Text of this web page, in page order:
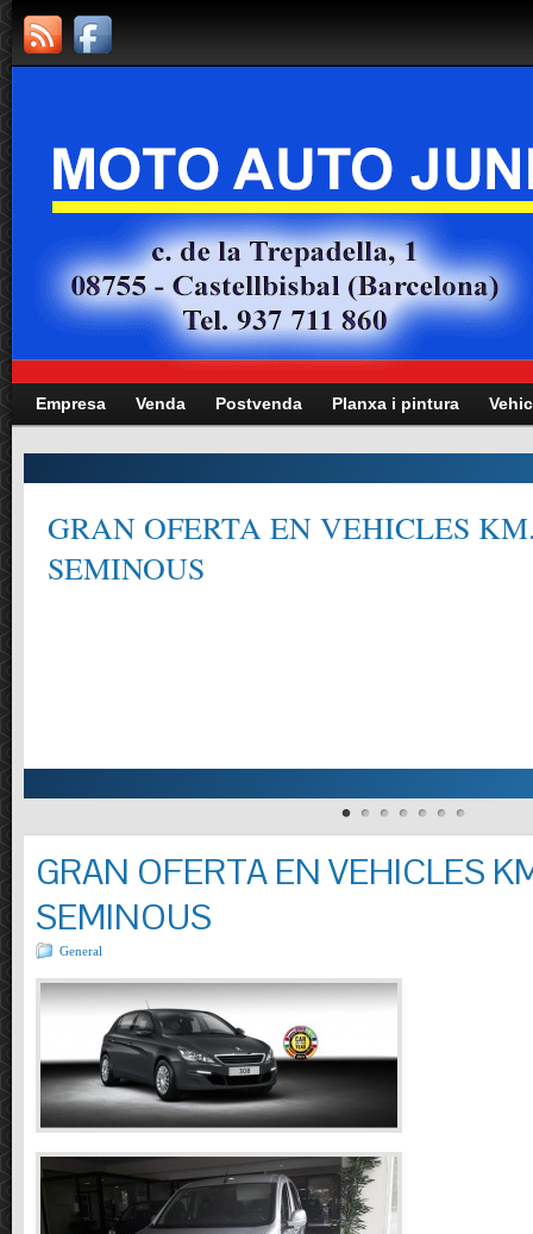
Empresa Venda Postvenda Planxa i pintura
GRAN OFERTA EN VEHICLES
SEMINOUS
GRAN OFERTA EN VEHICLES
SEMINOUS
General